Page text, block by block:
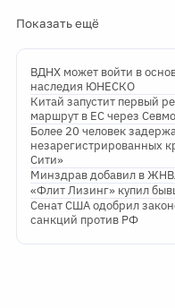
Показать ещё
ВДНХ может войти в
наследия ЮНЕСКО
Китай запустит первый
маршрут в ЕС через
Более 20 человек
незарегистрированных
Сити»
Минздрав добавил в
«Флит Лизинг» купил
Сенат США одобрил
санкций против РФ